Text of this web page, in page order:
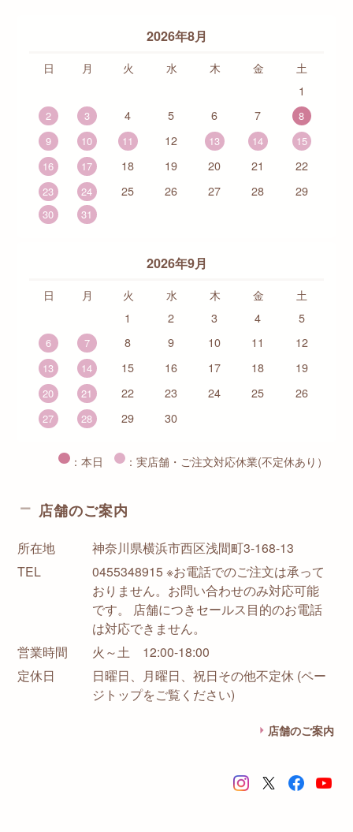
2026年8月
日 月 火 水 木 金
土
1
2 3 4 5 6 7
8
9
10 11 12 13 14
15
16
17 18 19 20 21 22
23 24 25 26 27 28 29
30 31
2026年9月
日 月 火 水 木 金
土
1
2 3 4 5
6 7 8 9 10 11 12
13 14 15 16 17 18 19
20 21 22 23 24 25 26
27 28 29 30
：本日 ：実店舗・ご注文対応休業(不定休あり）
店舗のご案内
所在地
神奈川県横浜市西区浅間町3-168-13
TEL
0455348915 ※お電話でのご注文は承って
おりません。お問い合わせのみ対応可能
です。 店舗につきセールス目的のお電話
は対応できません。
営業時間
火～土 12:00-18:00
定休日
日曜日、月曜日、祝日その他不定休 (ペー
ジトップをご覧ください)
店舗のご案内